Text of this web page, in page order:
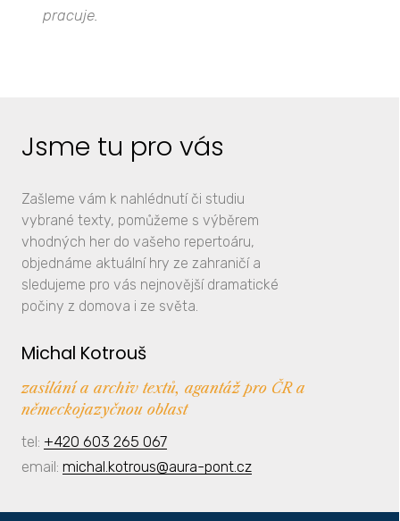
pracuje.
Jsme tu pro vás
Zašleme vám k nahlédnutí či studiu
vybrané texty, pomůžeme s výběrem
vhodných her do vašeho repertoáru,
objednáme aktuální hry ze zahraničí a
sledujeme pro vás nejnovější dramatické
počiny z domova i ze světa.
Michal Kotrouš
zasílání a archiv textů, agantáž pro ČR a
německojazyčnou oblast
tel: +420 603 265 067
email: michal.kotrous@aura-pont.cz